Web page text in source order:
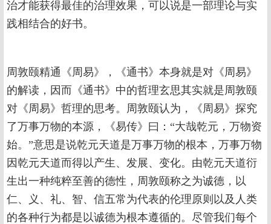
治才能获得最佳的治理效果，可以说是一部理论与实
践相结合的好书。
周敦颐精通《周易》，《通书》本身就是对《周易》
的解读，因而《通书》中的哲理玄思其实就是周敦颐
对《周易》哲理的思考。周敦颐认为，《周易》探究
了万事万物的本源，《易传》曰：“大哉乾元，万物资
始。”意思是说乾元天道是万事万物的根本，万事万物
因乾元天道而得以产生、发展、变化。由乾元天道衍
生出一种纯粹至善的德性，周敦颐称之为诚德，以
仁、义、礼、智、信五常为代表的伦理原则以及人类
的各种行为都是以诚德为根本遵循的。尽管我们每个